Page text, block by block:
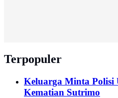
Terpopuler
Keluarga Minta Polisi
Kematian Sutrimo